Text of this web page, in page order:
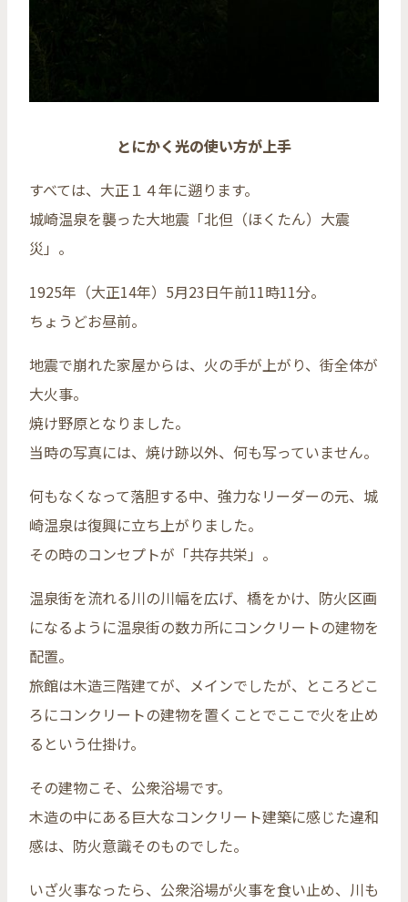
とにかく光の使い方が上手
すべては、大正１４年に遡ります。
城崎温泉を襲った大地震「北但（ほくたん）大震
災」。
1925年（大正14年）5月23日午前11時11分。
ちょうどお昼前。
地震で崩れた家屋からは、火の手が上がり、街全体が
大火事。
焼け野原となりました。
当時の写真には、焼け跡以外、何も写っていません。
何もなくなって落胆する中、強力なリーダーの元、城
崎温泉は復興に立ち上がりました。
その時のコンセプトが「共存共栄」。
温泉街を流れる川の川幅を広げ、橋をかけ、防火区画
になるように温泉街の数カ所にコンクリートの建物を
配置。
旅館は木造三階建てが、メインでしたが、ところどこ
ろにコンクリートの建物を置くことでここで火を止め
るという仕掛け。
その建物こそ、公衆浴場です。
木造の中にある巨大なコンクリート建築に感じた違和
感は、防火意識そのものでした。
いざ火事なったら、公衆浴場が火事を食い止め、川も